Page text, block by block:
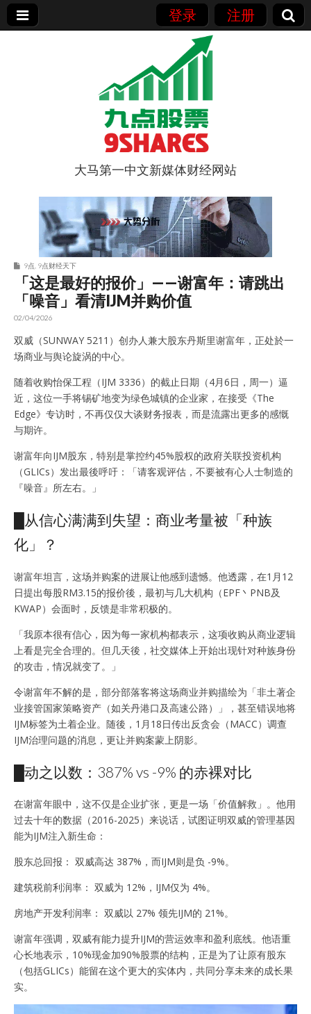
登录 注册
9点股票
大马第一中文新媒体财经网站
9点 9点财经天下
「这是最好的报价」——谢富年：请跳出
「噪音」看清IJM并购价值
02/04/2026
双威（SUNWAY 5211）创办人兼大股东丹斯里谢富年，正处於一
场商业与舆论旋涡的中心。
随着收购怡保工程（IJM 3336）的截止日期（4月6日，周一）逼
近，这位一手将锡矿地变为绿色城镇的企业家，在接受《The
Edge》专访时，不再仅仅大谈财务报表，而是流露出更多的感慨
与期许。
谢富年向IJM股东，特别是掌控约45%股权的政府关联投资机构
（GLICs）发出最後呼吁：「请客观评估，不要被有心人士制造的
『噪音』所左右。」
█从信心满满到失望：商业考量被「种族
化」？
谢富年坦言，这场并购案的进展让他感到遗憾。他透露，在1月12
日提出每股RM3.15的报价後，最初与几大机构（EPF丶PNB及
KWAP）会面时，反馈是非常积极的。
「我原本很有信心，因为每一家机构都表示，这项收购从商业逻辑
上看是完全合理的。但几天後，社交媒体上开始出现针对种族身份
的攻击，情况就变了。」
令谢富年不解的是，部分部落客将这场商业并购描绘为「非土著企
业接管国家策略资产（如关丹港口及高速公路）」，甚至错误地将
IJM标签为土着企业。随後，1月18日传出反贪会（MACC）调查
IJM治理问题的消息，更让并购案蒙上阴影。
█动之以数：387% vs -9% 的赤裸对比
在谢富年眼中，这不仅是企业扩张，更是一场「价值解救」。他用
过去十年的数据（2016-2025）来说话，试图证明双威的管理基因
能为IJM注入新生命：
股东总回报： 双威高达 387%，而IJM则是负 -9%。
建筑税前利润率： 双威为 12%，IJM仅为 4%。
房地产开发利润率： 双威以 27% 领先IJM的 21%。
谢富年强调，双威有能力提升IJM的营运效率和盈利底线。他语重
心长地表示，10%现金加90%股票的结构，正是为了让原有股东
（包括GLICs）能留在这个更大的实体内，共同分享未来的成长果
实。